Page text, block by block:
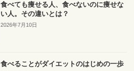
食べても痩せる人、食べないのに痩せな
い人。その違いとは？
2026年7月10日
食べることがダイエットのはじめの一歩